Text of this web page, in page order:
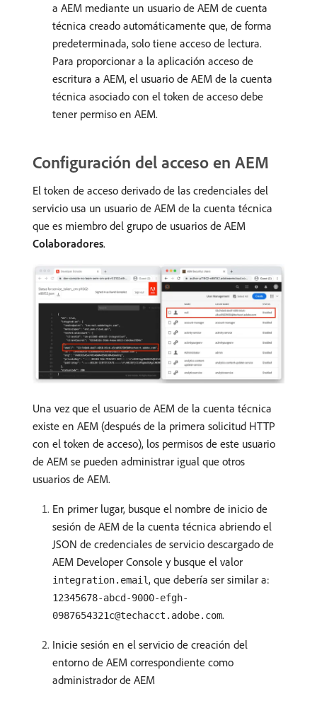
a AEM mediante un usuario de AEM de cuenta
técnica creado automáticamente que, de forma
predeterminada, solo tiene acceso de lectura.
Para proporcionar a la aplicación acceso de
escritura a AEM, el usuario de AEM de la cuenta
técnica asociado con el token de acceso debe
tener permiso en AEM.
Configuración del acceso en AEM
El token de acceso derivado de las credenciales del
servicio usa un usuario de AEM de la cuenta técnica
que es miembro del grupo de usuarios de AEM
Colaboradores.
Una vez que el usuario de AEM de la cuenta técnica
existe en AEM (después de la primera solicitud HTTP
con el token de acceso), los permisos de este usuario
de AEM se pueden administrar igual que otros
usuarios de AEM.
En primer lugar, busque el nombre de inicio de
sesión de AEM de la cuenta técnica abriendo el
JSON de credenciales de servicio descargado de
AEM Developer Console y busque el valor
integration.email, que debería ser similar a:
12345678-abcd-9000-efgh-
0987654321c@techacct.adobe.com.
Inicie sesión en el servicio de creación del
entorno de AEM correspondiente como
administrador de AEM